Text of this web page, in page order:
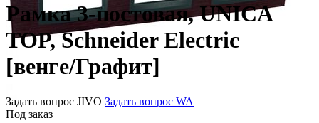
Рамка 3-постовая, UNICA
TOP, Schneider Electric
[венге/Графит]
Задать вопрос JIVO Задать вопрос WA
Под заказ